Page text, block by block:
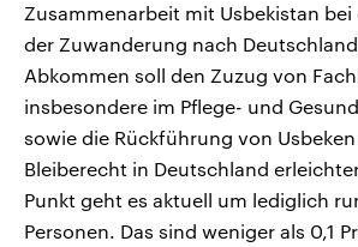
Zusammenarbeit mit Usbekistan
der Zuwanderung nach
Abkommen soll den Zuzug von
insbesondere im Pflege- und
sowie die Rückführung von
Bleiberecht in Deutschland
Punkt geht es aktuell um lediglich
Personen. Das sind weniger als 0,1